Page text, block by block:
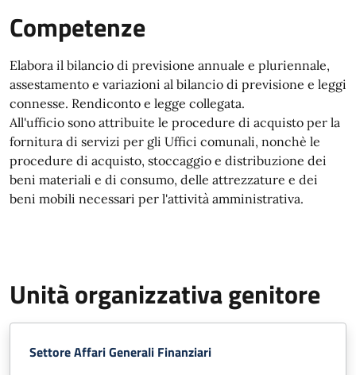
Competenze
Elabora il bilancio di previsione annuale e pluriennale,
assestamento e variazioni al bilancio di previsione e leggi
connesse. Rendiconto e legge collegata.
All'ufficio sono attribuite le procedure di acquisto per la
fornitura di servizi per gli Uffici comunali, nonchè le
procedure di acquisto, stoccaggio e distribuzione dei
beni materiali e di consumo, delle attrezzature e dei
beni mobili necessari per l'attività amministrativa.
Unità organizzativa genitore
Settore Affari Generali Finanziari